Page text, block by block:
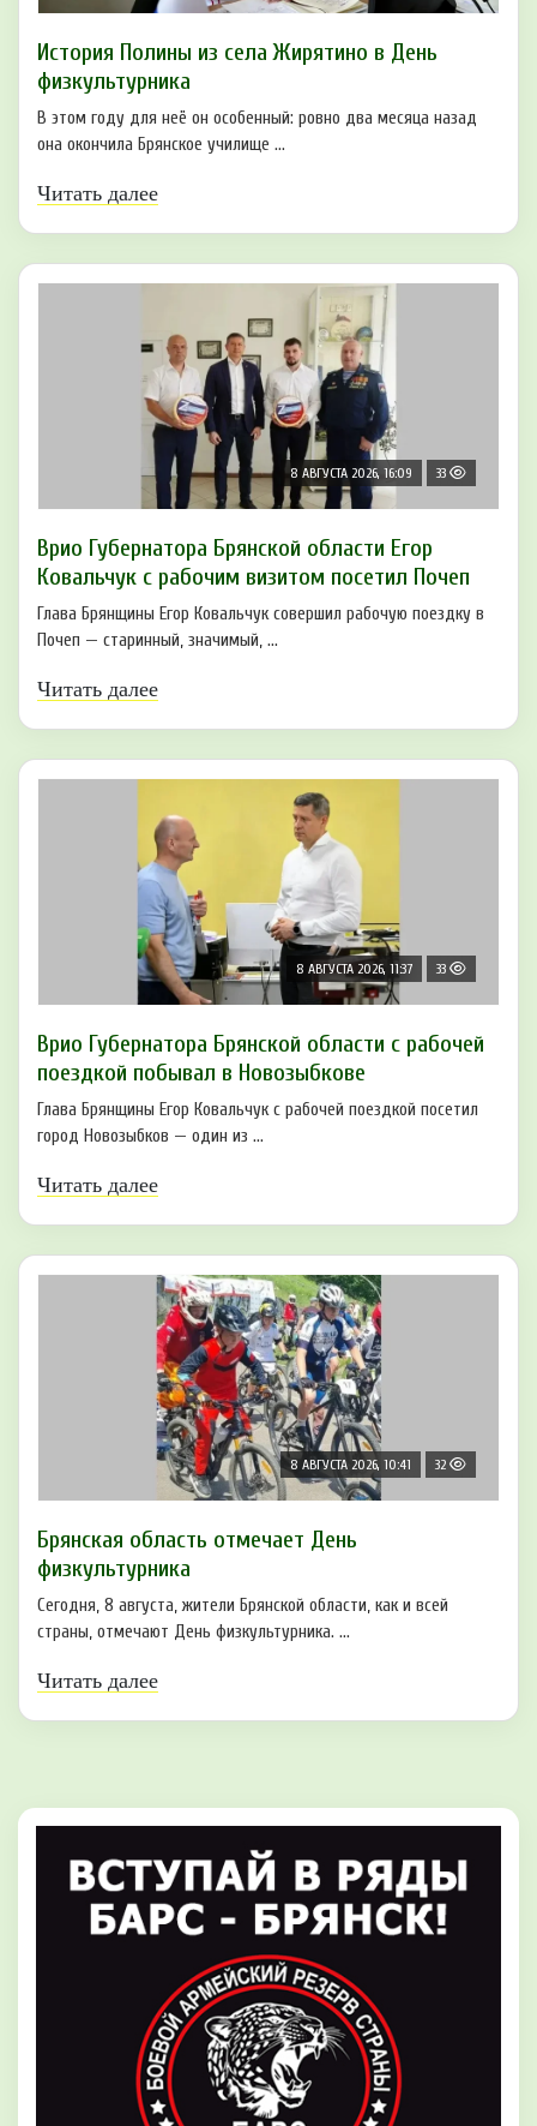
История Полины из села Жирятино в День
физкультурника
В этом году для неё он особенный: ровно два месяца назад
она окончила Брянское училище ...
Читать далее
8 АВГУСТА 2026, 16:09 33
Врио Губернатора Брянской области Егор
Ковальчук с рабочим визитом посетил Почеп
Глава Брянщины Егор Ковальчук совершил рабочую поездку в
Почеп — старинный, значимый, ...
Читать далее
8 АВГУСТА 2026, 11:37 33
Врио Губернатора Брянской области с рабочей
поездкой побывал в Новозыбкове
Глава Брянщины Егор Ковальчук с рабочей поездкой посетил
город Новозыбков — один из ...
Читать далее
8 АВГУСТА 2026, 10:41 32
Брянская область отмечает День
физкультурника
Сегодня, 8 августа, жители Брянской области, как и всей
страны, отмечают День физкультурника. ...
Читать далее